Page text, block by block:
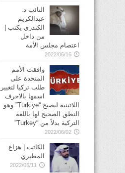
النائب د.
عبدالكريم
الكندري يكتب |
من داخل
اعتصام مجلس الأمة
2022/06/16
وافقت الأمم
المتحدة على
طلب تركيا لتغيير
اسمها بالاحرف
اللاتينية ليصبح “Türkiye” وهو
النطق الصحيح لها باللغة
التركية بدلاً من “Turkey”
2022/06/02
الكاتب | هزاع
المطيري
2022/05/11